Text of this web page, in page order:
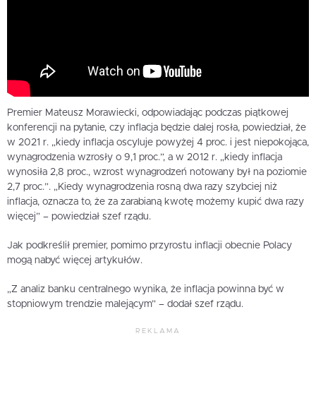
Premier Mateusz Morawiecki, odpowiadając podczas piątkowej
konferencji na pytanie, czy inflacja będzie dalej rosła, powiedział, że
w 2021 r. „kiedy inflacja oscyluje powyżej 4 proc. i jest niepokojąca,
wynagrodzenia wzrosły o 9,1 proc.”, a w 2012 r. „kiedy inflacja
wynosiła 2,8 proc., wzrost wynagrodzeń notowany był na poziomie
2,7 proc.”. „Kiedy wynagrodzenia rosną dwa razy szybciej niż
inflacja, oznacza to, że za zarabianą kwotę możemy kupić dwa razy
więcej” – powiedział szef rządu.
Jak podkreślił premier, pomimo przyrostu inflacji obecnie Polacy
mogą nabyć więcej artykułów.
„Z analiz banku centralnego wynika, że inflacja powinna być w
stopniowym trendzie malejącym” – dodał szef rządu.
REKLAMA